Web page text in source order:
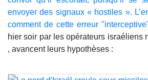
envoyer des signaux « hostiles ».
comment de cette erreur
hier soir par les opérateurs israéliens
, avancent leurs hypothèses :